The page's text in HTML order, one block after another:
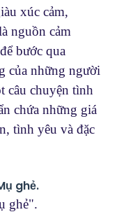
xúc cảm,
nguồn cảm
bước qua
của những người
câu chuyện tình
chứa những giá
tình yêu và đặc
ghẻ".